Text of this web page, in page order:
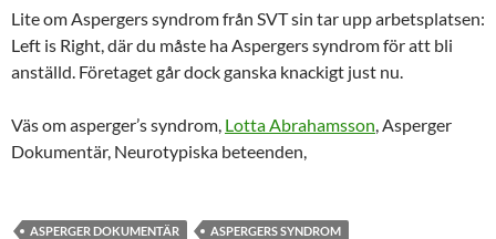
Lite om Aspergers syndrom från SVT sin tar upp arbetsplatsen:
Left is Right, där du måste ha Aspergers syndrom för att bli
anställd. Företaget går dock ganska knackigt just nu.
Väs om asperger’s syndrom, Lotta Abrahamsson, Asperger
Dokumentär, Neurotypiska beteenden,
ASPERGER DOKUMENTÄR
ASPERGERS SYNDROM